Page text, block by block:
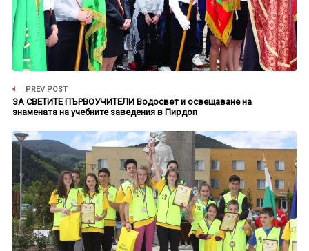
PREV POST
ЗА СВЕТИТЕ ПЪРВОУЧИТЕЛИ Водосвет и освещаване на
знамената на учебните заведения в Пирдоп